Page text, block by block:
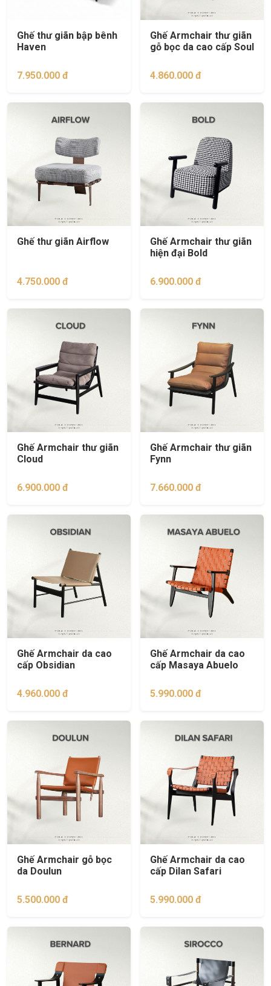
Ghế thư giãn bập bênh
Haven
7.950.000 đ
Ghế Armchair thư giãn
gỗ bọc da cao cấp Soul
4.860.000 đ
Ghế thư giãn Airflow
4.750.000 đ
Ghế Armchair thư giãn
hiện đại Bold
6.900.000 đ
Ghế Armchair thư giãn
Cloud
6.900.000 đ
Ghế Armchair thư giãn
Fynn
7.660.000 đ
Ghế Armchair da cao
cấp Obsidian
4.960.000 đ
Ghế Armchair da cao
cấp Masaya Abuelo
5.990.000 đ
Ghế Armchair gỗ bọc
da Doulun
5.500.000 đ
Ghế Armchair da cao
cấp Dilan Safari
5.990.000 đ